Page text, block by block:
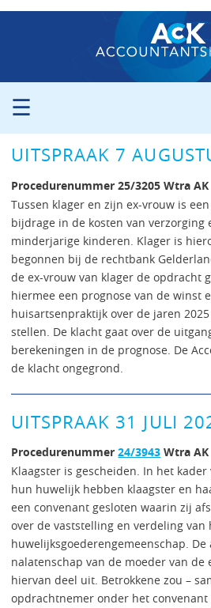
☰
ORGANISATIE
PROCEDURE
PERS
PUBLICATIES
UITSPRAKEN
ZITTINGSAGENDA
CONTACT
UITSPRAAK 7
Procedurenummer 25/3205 Wtra AK
Tussen klager en zijn ex-vrouw is
bijdrage in de kosten van verzorging
minderjarige kinderen. Klager is
begonnen bij de rechtbank
de ex-vrouw van klager de opdracht
hiermee een prognose van de winst
huisartsenpraktijk over de jaren
stellen. De klacht gaat over de
berekeningen in de prognose. De
de klacht ongegrond.
UITSPRAAK 31 JULI
Procedurenummer24/3943 Wtra AK
Klaagster is gescheiden. In het
hun huwelijk hebben klaagster en
een convenant gesloten waarin zij
over de vaststelling en verdeling van
huwelijksgoederengemeenschap.
nalatenschap van de moeder van de
hiervan deel uit. Betrokkene zou –
opdrachtnemer onder het convenant